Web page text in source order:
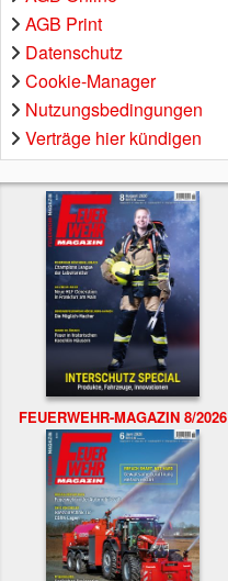
AGB Print
Datenschutz
Cookie-Manager
Nutzungsbedingungen
Verträge hier kündigen
FEUERWEHR-MAGAZIN 8/2026